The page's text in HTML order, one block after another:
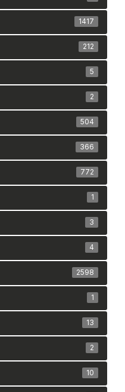
1417
212
5
2
504
366
772
1
3
4
2598
1
13
2
10